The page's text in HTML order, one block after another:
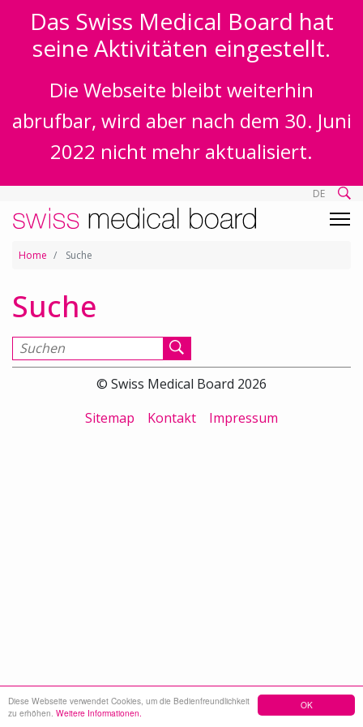
OK
Diese Webseite verwendet Cookies, um die Bedienfreundlichkeit
zu erhöhen. Weitere Informationen.
Das Swiss Medical Board hat
seine Aktivitäten eingestellt.
Die Webseite bleibt weiterhin
abrufbar, wird aber nach dem 30. Juni
2022 nicht mehr aktualisiert.
DE
Home Suche
Suche
Suchen nach
© Swiss Medical Board 2026
Sitemap
Kontakt Impressum